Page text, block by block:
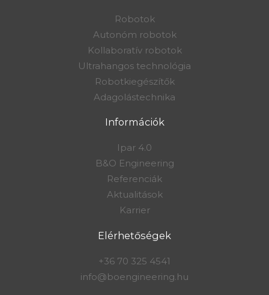
Robotok
Autonóm robotok
Kollaboratív robotok
Ultrahangos technológia
Robotkiegészítők
Adagolástechnika
Információk
Ipar 4.0
B&O Engineering
Referenciák
Aktualitások
Karrier
Elérhetőségek
+36 70 325 4541
info@boengineering.hu